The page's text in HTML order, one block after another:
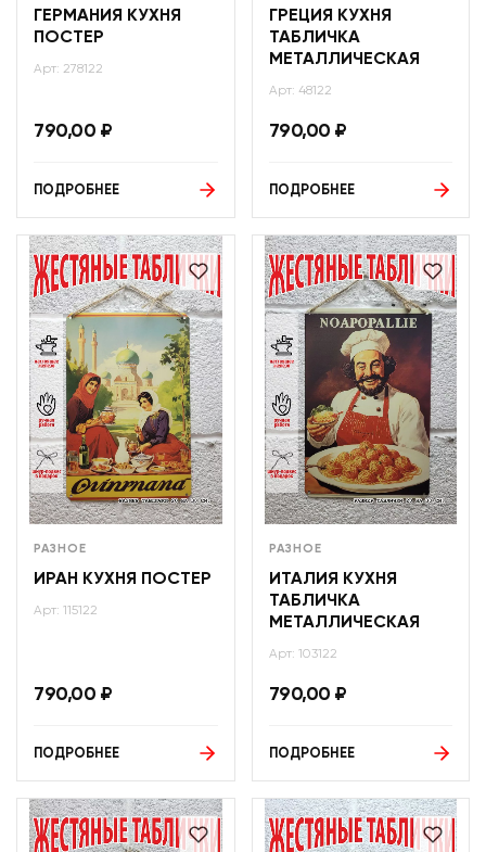
ГЕРМАНИЯ КУХНЯ
ПОСТЕР
Арт: 278122
790,00 ₽
ПОДРОБНЕЕ
ГРЕЦИЯ КУХНЯ
ТАБЛИЧКА
МЕТАЛЛИЧЕСКАЯ
Арт: 48122
790,00 ₽
ПОДРОБНЕЕ
РАЗНОЕ
ИРАН КУХНЯ ПОСТЕР
Арт: 115122
790,00 ₽
ПОДРОБНЕЕ
РАЗНОЕ
ИТАЛИЯ КУХНЯ
ТАБЛИЧКА
МЕТАЛЛИЧЕСКАЯ
Арт: 103122
790,00 ₽
ПОДРОБНЕЕ